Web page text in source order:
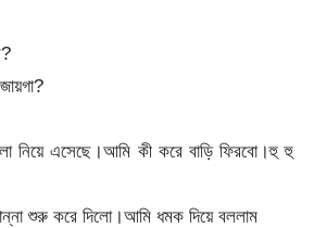
এসেছে।আমি কী করে বাড়ি ফিরবো।হু হু
শুরু করে দিলো।আমি ধমক দিয়ে বললাম